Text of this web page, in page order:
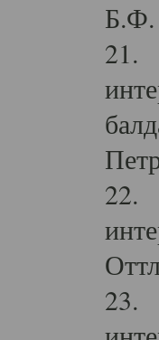
Б.Ф.
21.
22.
23.